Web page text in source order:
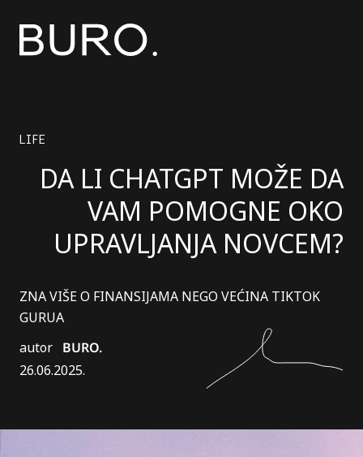
LIFE
DA LI CHATGPT MOŽE DA
VAM POMOGNE OKO
UPRAVLJANJA NOVCEM?
ZNA VIŠE O FINANSIJAMA NEGO VEĆINA TIKTOK
GURUA
autor BURO.
26.06.2025.